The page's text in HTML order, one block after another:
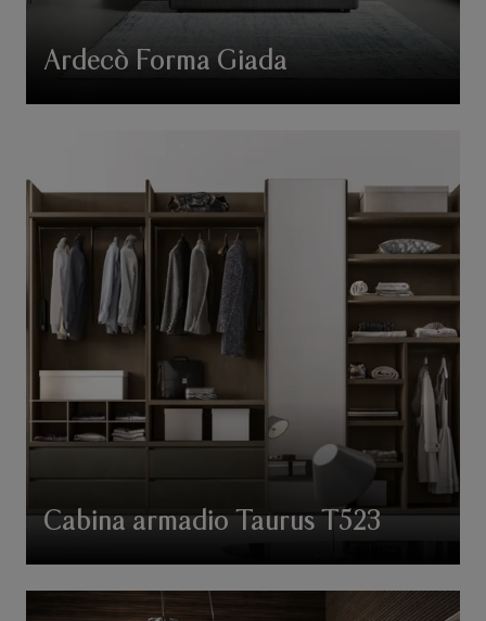
Ardecò Forma Giada
Cabina armadio Taurus T523